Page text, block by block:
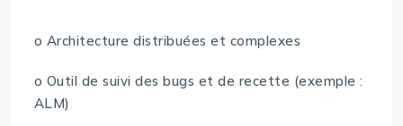
o Architecture distribuées et complexes
o Outil de suivi des bugs et de recette (exemple :
ALM)